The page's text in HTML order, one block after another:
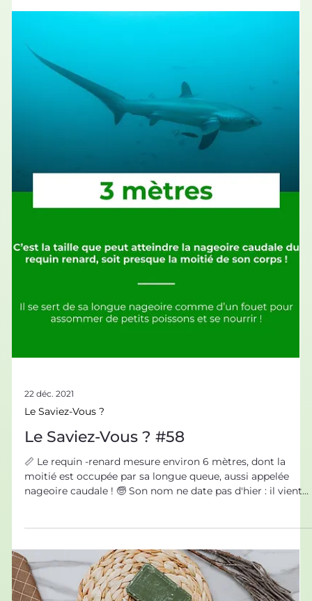
Ainsi, le biomimétisme actuel résulte à la fois
d'observations immémoriales et des derniers progrès
scientifiques ! Le biomimétisme au berceau Les premières
traces de l’histoire du biomimétisme au sens large, c'est-à-
dire créer en s'inspirant de la nature, remontent sans doute
à la préhistoire. Imiter les cris d'oiseaux pour chasser, vêtir
Le Saviez-Vous ?
Le Saviez-Vous ? #58
📏 Le requin -renard mesure environ 6 mètres, dont la
moitié est occupée par sa longue queue, aussi appelée